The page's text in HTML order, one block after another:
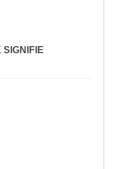
SIGNIFIE